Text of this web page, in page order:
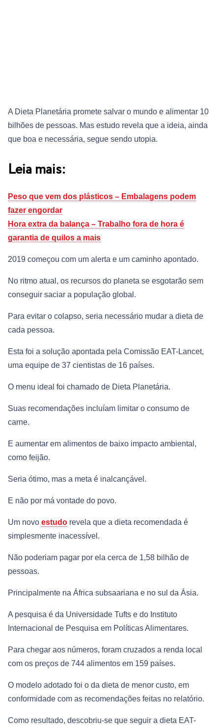
A Dieta Planetária promete salvar o mundo e alimentar 10
bilhões de pessoas. Mas estudo revela que a ideia, ainda
que boa e necessária, segue sendo utopia.
Leia mais:
Peso que vem dos plásticos – Embalagens podem
fazer engordar
Hora extra da balança – Trabalho fora de hora é
garantia de quilos a mais
2019 começou com um alerta e um caminho apontado.
No ritmo atual, os recursos do planeta se esgotarão sem
conseguir saciar a população global.
Para evitar o colapso, seria necessário mudar a dieta de
cada pessoa.
Esta foi a solução apontada pela Comissão EAT-Lancet,
uma equipe de 37 cientistas de 16 países.
O menu ideal foi chamado de Dieta Planetária.
Suas recomendações incluíam limitar o consumo de
carne.
E aumentar em alimentos de baixo impacto ambiental,
como feijão.
Seria ótimo, mas a meta é inalcançável.
E não por má vontade do povo.
Um novo estudo revela que a dieta recomendada é
simplesmente inacessível.
Não poderiam pagar por ela cerca de 1,58 bilhão de
pessoas.
Principalmente na África subsaariana e no sul da Ásia.
A pesquisa é da Universidade Tufts e do Instituto
Internacional de Pesquisa em Políticas Alimentares.
Para chegar aos números, foram cruzados a renda local
com os preços de 744 alimentos em 159 países.
O modelo adotado foi o da dieta de menor custo, em
conformidade com as recomendações feitas no relatório.
Como resultado, descobriu-se que seguir a dieta EAT-